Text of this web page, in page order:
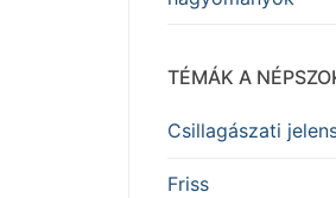
TÉMÁK A
Csillagászati
Friss